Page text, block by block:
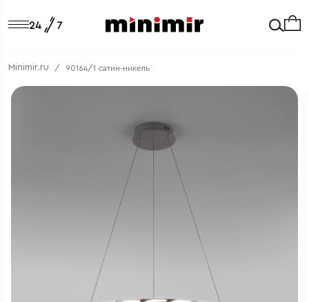
Minimir.ru 90164/1 сатин-никель